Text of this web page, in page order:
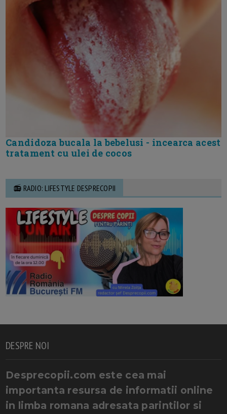
Candidoza bucala la bebelusi - incearca acest
tratament cu ulei de cocos
📻 RADIO: LIFESTYLE DESPRECOPII
DESPRE NOI
Desprecopii.com este cea mai
importanta resursa de informatii online
in limba romana adresata parintilor si